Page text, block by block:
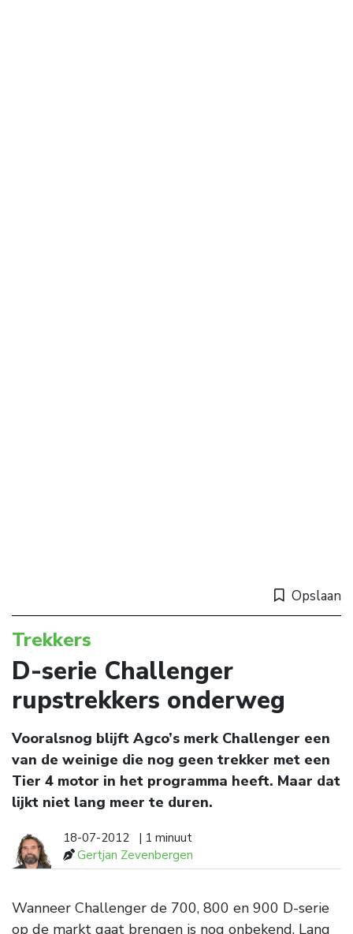
Opslaan
Trekkers
D-serie Challenger
rupstrekkers onderweg
Vooralsnog blijft Agco’s merk Challenger een
van de weinige die nog geen trekker met een
Tier 4 motor in het programma heeft. Maar dat
lijkt niet lang meer te duren.
18-07-2012
| 1 minuut
Gertjan Zevenbergen
Wanneer Challenger de 700, 800 en 900 D-serie
op de markt gaat brengen is nog onbekend. Lang